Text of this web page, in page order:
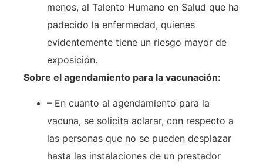
menos, al Talento Humano en Salud que ha
padecido la enfermedad, quienes
evidentemente tiene un riesgo mayor de
exposición.
Sobre el agendamiento para la vacunación:
– En cuanto al agendamiento para la
vacuna, se solicita aclarar, con respecto a
las personas que no se pueden desplazar
hasta las instalaciones de un prestador